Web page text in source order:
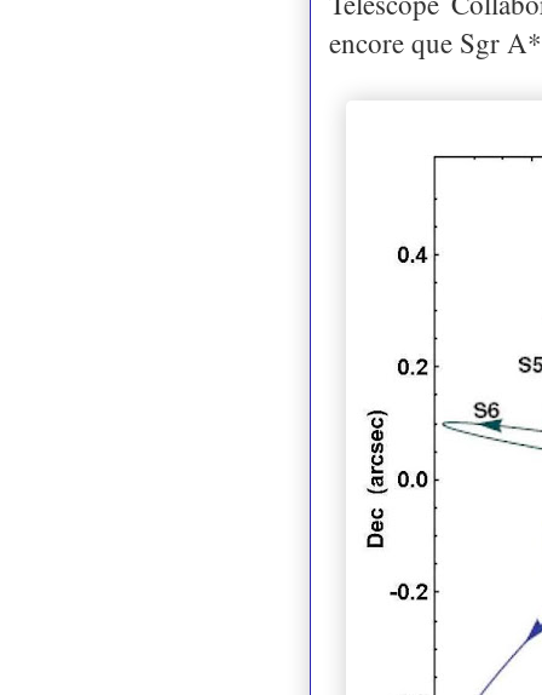
encore que Sgr